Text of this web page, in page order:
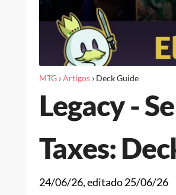
MTG›Artigos› Deck Guide
Legacy -
Taxes:
24/06/26, editado25/06/26